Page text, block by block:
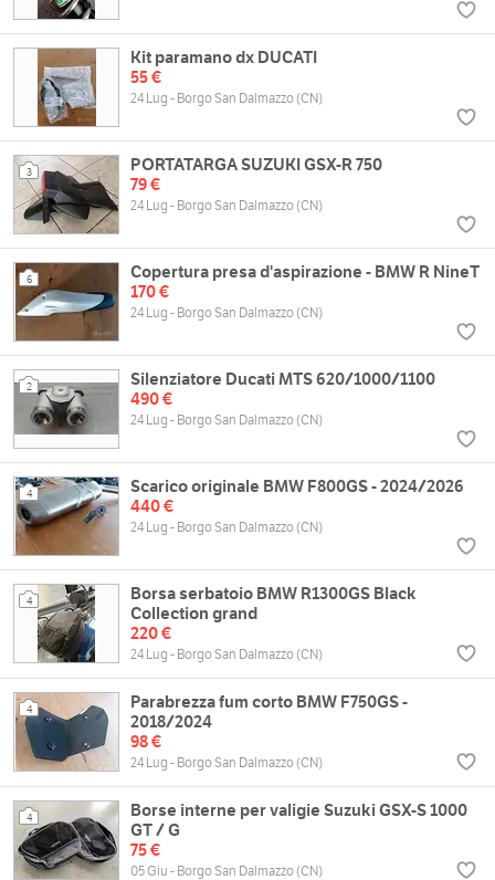
Kit paramano dx DUCATI
55 €
24 Lug - Borgo San Dalmazzo (CN)
3
PORTATARGA SUZUKI GSX-R 750
79 €
24 Lug - Borgo San Dalmazzo (CN)
6
Copertura presa d'aspirazione - BMW R NineT
170 €
24 Lug - Borgo San Dalmazzo (CN)
2
Silenziatore Ducati MTS 620/1000/1100
490 €
24 Lug - Borgo San Dalmazzo (CN)
4
Scarico originale BMW F800GS - 2024/2026
440 €
24 Lug - Borgo San Dalmazzo (CN)
4
Borsa serbatoio BMW R1300GS Black
Collection grand
220 €
24 Lug - Borgo San Dalmazzo (CN)
4
Parabrezza fum corto BMW F750GS -
2018/2024
98 €
24 Lug - Borgo San Dalmazzo (CN)
4
Borse interne per valigie Suzuki GSX-S 1000
GT / G
75 €
05 Giu - Borgo San Dalmazzo (CN)